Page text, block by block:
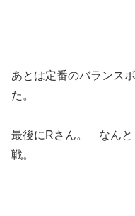
あとは定番のバランス
た。
最後にRさん。 なん
戦。